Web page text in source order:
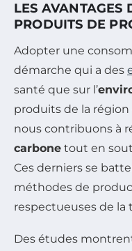
LES AVANTAGES
PRODUITS DE
Adopter une
démarche qui a des
santé que sur l’
produits de la
nous contribuons à
carbone tout en
Ces derniers se
méthodes de
respectueuses de la
Des études